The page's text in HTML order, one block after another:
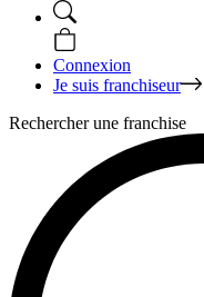
Connexion
Je suis franchiseur
Rechercher une franchise